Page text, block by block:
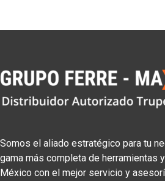
Somos el aliado estratégico para tu
gama más completa de herramientas
México con el mejor servicio y